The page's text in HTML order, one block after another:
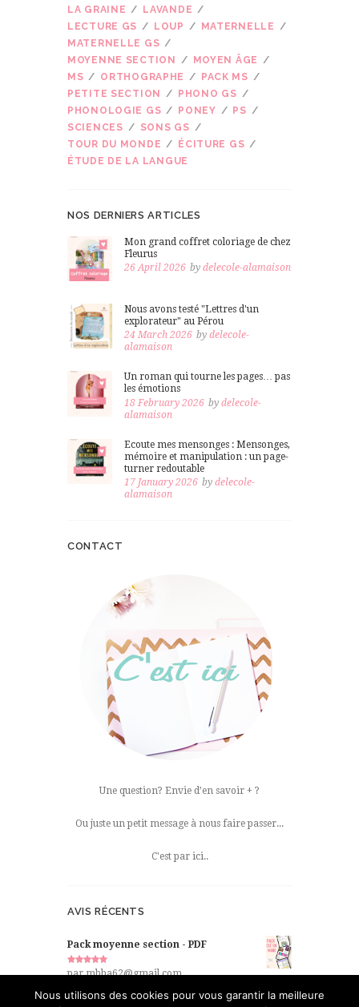
LA GRAINE
LAVANDE
LECTURE GS
LOUP
MATERNELLE
MATERNELLE GS
MOYENNE SECTION
MOYEN ÂGE
MS
ORTHOGRAPHE
PACK MS
PETITE SECTION
PHONO GS
PHONOLOGIE GS
PONEY
PS
SCIENCES
SONS GS
TOUR DU MONDE
ÉCITURE GS
ÉTUDE DE LA LANGUE
NOS DERNIERS ARTICLES
Mon grand coffret coloriage de chez
Fleurus
26 April 2026 bydelecole-alamaison
Nous avons testé "Lettres d'un
explorateur" au Pérou
24 March 2026 bydelecole-
alamaison
Un roman qui tourne les pages… pas
les émotions
18 February 2026 bydelecole-
alamaison
Ecoute mes mensonges : Mensonges,
mémoire et manipulation : un page-
turner redoutable
17 January 2026 bydelecole-
alamaison
CONTACT
Une question? Envie d’en savoir + ?
Ou juste un petit message à nous faire passer...
C'est par ici..
AVIS RÉCENTS
Pack moyenne section - PDF
Note 5
par mbha62@gmail.com
Nous utilisons des cookies pour vous garantir la meilleure